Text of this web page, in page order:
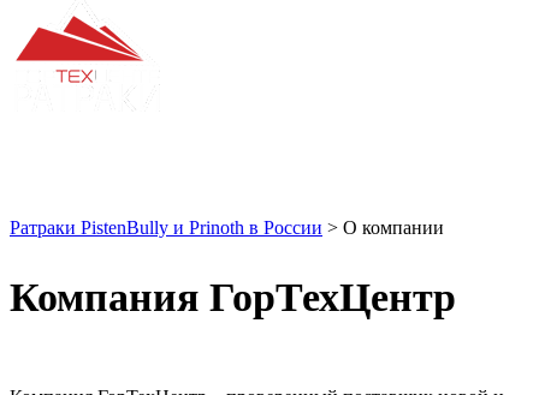
Ратраки PistenBully и Prinoth в России > О компании
Компания ГорТехЦентр